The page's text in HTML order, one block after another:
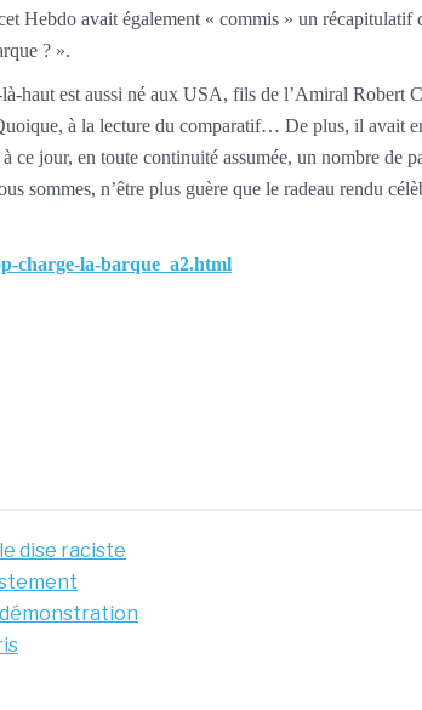
Hebdo avait également « commis » un
? ».
haut est aussi né aux USA, fils de l’Amiral Robert
à la lecture du comparatif… De plus, il avait
ce jour, en toute continuité assumée, un nombre de
sommes, n’être plus guère que le radeau rendu
charge-la-barque_a2.html
dise raciste